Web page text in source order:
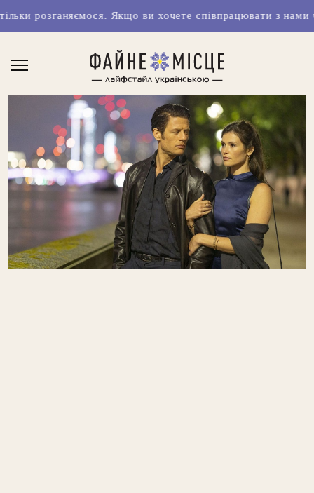
Якщо ви хочете співпрацювати з нами чи маєте